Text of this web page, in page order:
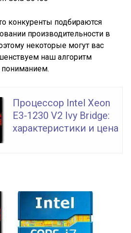
конкуренты подбираются
производительности в
некоторые могут вас
наш алгоритм
пониманием.
Процессор Intel Xeon
E3-1230 V2 Ivy Bridge:
характеристики и цена